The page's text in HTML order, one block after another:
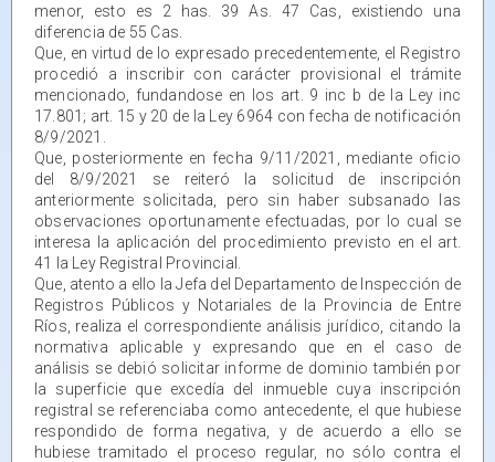
menor, esto es 2 has. 39 As. 47 Cas, existiendo una
diferencia de 55 Cas.
Que, en virtud de lo expresado precedentemente, el Registro
procedió a inscribir con carácter provisional el trámite
mencionado, fundandose en los art. 9 inc b de la Ley inc
17.801; art. 15 y 20 de la Ley 6964 con fecha de notificación
8/9/2021.
Que, posteriormente en fecha 9/11/2021, mediante oficio
del 8/9/2021 se reiteró la solicitud de inscripción
anteriormente solicitada, pero sin haber subsanado las
observaciones oportunamente efectuadas, por lo cual se
interesa la aplicación del procedimiento previsto en el art.
41 la Ley Registral Provincial.
Que, atento a ello la Jefa del Departamento de Inspección de
Registros Públicos y Notariales de la Provincia de Entre
Ríos, realiza el correspondiente análisis jurídico, citando la
normativa aplicable y expresando que en el caso de
análisis se debió solicitar informe de dominio también por
la superficie que excedía del inmueble cuya inscripción
registral se referenciaba como antecedente, el que hubiese
respondido de forma negativa, y de acuerdo a ello se
hubiese tramitado el proceso regular, no sólo contra el